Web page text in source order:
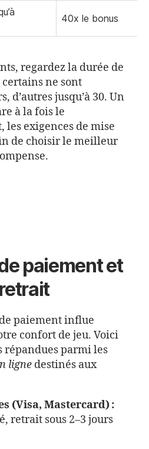
40x le bonus
regardez la durée de
ne sont
d’autres jusqu’à 30. Un
à la fois le
les exigences de mise
de choisir le meilleur
paiement et
paiement influe
confort de jeu. Voici
répandues parmi les
ligne destinés aux
(Visa, Mastercard) :
retrait sous 2–3 jours